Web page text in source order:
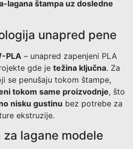
lagana štampa uz dosledne
unapred pene
PLA – unapred zapenjeni PLA
gde je težina ključna. Za
se penušaju tokom štampe,
tokom same proizvodnje, što
nisku gustinu bez potrebe za
ekstruzije.
lagane modele